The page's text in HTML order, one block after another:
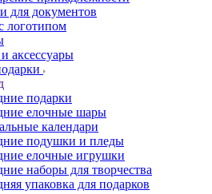
для документов
логотипом
аксессуары
подарки
елочные шары
календари
подушки и пледы
елочные игрушки
наборы для творчества
упаковка для подарков